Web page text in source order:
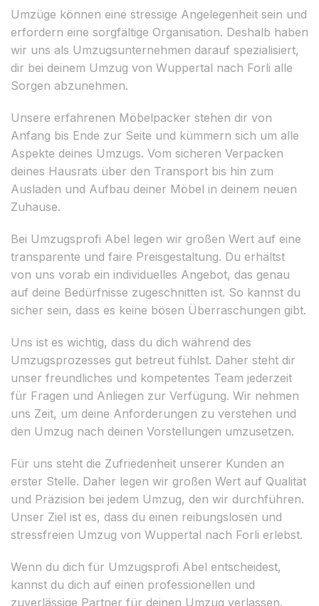
Umzüge können eine stressige Angelegenheit sein und
erfordern eine sorgfältige Organisation. Deshalb haben
wir uns als Umzugsunternehmen darauf spezialisiert,
dir bei deinem Umzug von Wuppertal nach Forli alle
Sorgen abzunehmen.
Unsere erfahrenen Möbelpacker stehen dir von
Anfang bis Ende zur Seite und kümmern sich um alle
Aspekte deines Umzugs. Vom sicheren Verpacken
deines Hausrats über den Transport bis hin zum
Ausladen und Aufbau deiner Möbel in deinem neuen
Zuhause.
Bei Umzugsprofi Abel legen wir großen Wert auf eine
transparente und faire Preisgestaltung. Du erhältst
von uns vorab ein individuelles Angebot, das genau
auf deine Bedürfnisse zugeschnitten ist. So kannst du
sicher sein, dass es keine bösen Überraschungen gibt.
Uns ist es wichtig, dass du dich während des
Umzugsprozesses gut betreut fühlst. Daher steht dir
unser freundliches und kompetentes Team jederzeit
für Fragen und Anliegen zur Verfügung. Wir nehmen
uns Zeit, um deine Anforderungen zu verstehen und
den Umzug nach deinen Vorstellungen umzusetzen.
Für uns steht die Zufriedenheit unserer Kunden an
erster Stelle. Daher legen wir großen Wert auf Qualität
und Präzision bei jedem Umzug, den wir durchführen.
Unser Ziel ist es, dass du einen reibungslosen und
stressfreien Umzug von Wuppertal nach Forli erlebst.
Wenn du dich für Umzugsprofi Abel entscheidest,
kannst du dich auf einen professionellen und
zuverlässige Partner für deinen Umzug verlassen.